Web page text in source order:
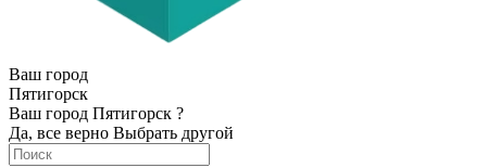
Ваш город
Пятигорск
Ваш город Пятигорск ?
Да, все верно Выбрать другой